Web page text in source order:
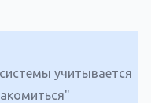
учитывается